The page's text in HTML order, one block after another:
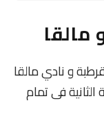
مالقا
من نادى قرطبة و نادي مالقا
فى تمام